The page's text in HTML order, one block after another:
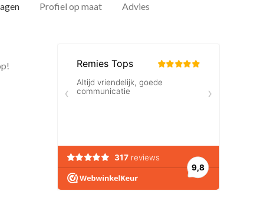
Profiel op maat Advies